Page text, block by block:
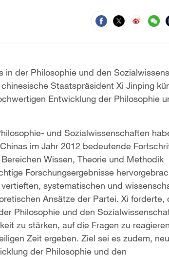
in der Philosophie und den
Staatspräsident Xi Jinping
Entwicklung der Philosophie
und Sozialwissenschaften
im Jahr 2012 bedeutende
Wissen, Theorie und Methodik
Forschungsergebnisse
systematischen und
Ansätze der Partei. Xi forderte,
Philosophie und den
zu stärken, auf die Fragen zu
Zeit ergeben. Ziel sei es zudem,
der Philosophie und den